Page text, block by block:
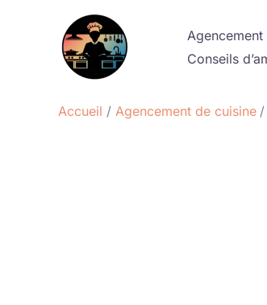
Conseils
Accueil Agencement de cuisine